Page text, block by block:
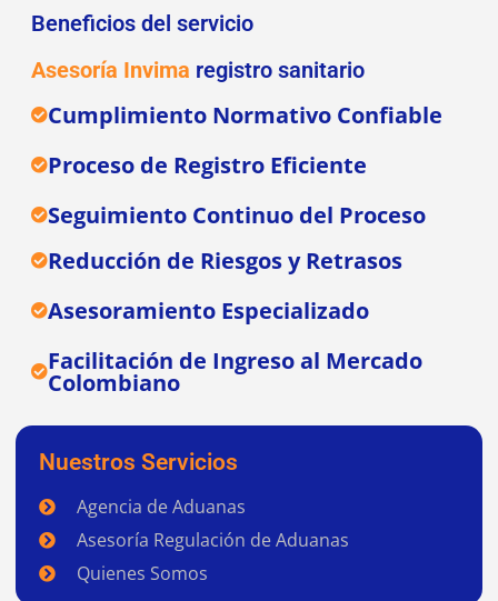
Nuestros Servicios
Agencia de Aduanas
Asesoría Regulación de Aduanas
Quienes Somos
Beneficios del servicio
Asesoría Invima registro sanitario
Cumplimiento Normativo Confiable
Proceso de Registro Eficiente
Seguimiento Continuo del Proceso
Reducción de Riesgos y Retrasos
Asesoramiento Especializado
Facilitación de Ingreso al Mercado
Colombiano